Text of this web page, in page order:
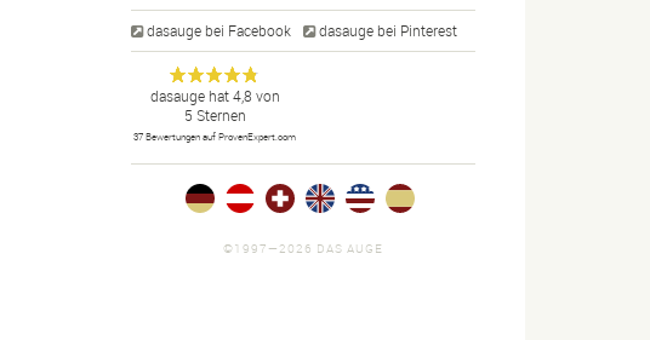
dasauge bei Facebook dasauge bei Pinterest
dasauge
Designer,
Fotografen,
Agenturen,
Portfolios
und Jobs.
Anonym
dasaugehat4,8 von
5 Sternen
37 Bewertungen auf ProvenExpert.com
©1997—2026 DAS AUGE